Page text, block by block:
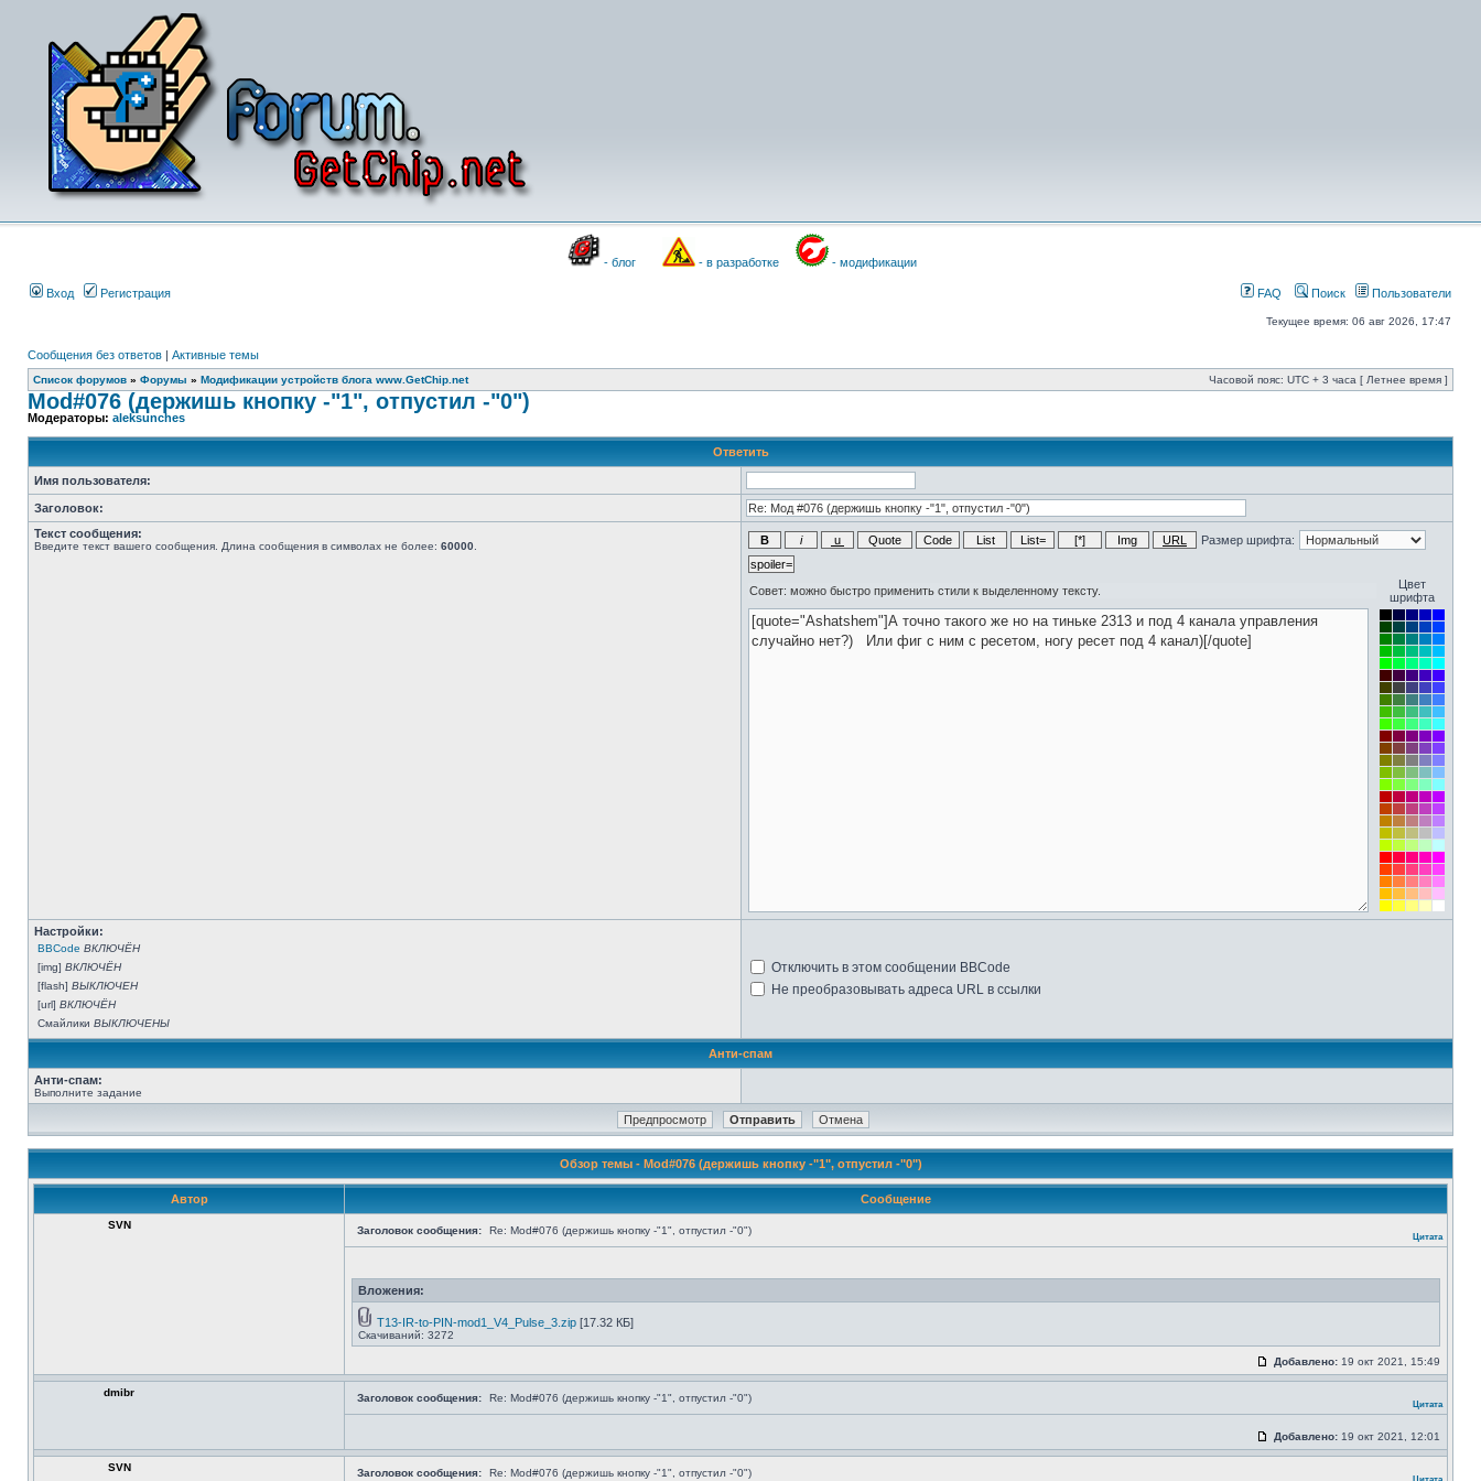
- блог - в разработке - модификации
Вход Регистрация FAQ Поиск Пользователи
Текущее время: 06 авг 2026, 17:47
Сообщения без ответов | Активные темы
Список форумов » Форумы » Модификации устройств блога www.GetChip.net Часовой пояс: UTC + 3 часа [ Летнее время ]
Mod#076 (держишь кнопку -"1", отпустил -"0")
Модераторы: aleksunches
Ответить
Имя пользователя:
Заголовок:
Текст сообщения:
Введите текст вашего сообщения. Длина сообщения в символах не более: 60000 Размер шрифта:
Цвет
шрифта
Настройки:
BBCode ВКЛЮЧЁН
[img] ВКЛЮЧЁН
[flash] ВЫКЛЮЧЕН
[url] ВКЛЮЧЁН
Смайлики ВЫКЛЮЧЕНЫ
Отключить в этом сообщении BBCode
Не преобразовывать адреса URL в ссылки
Анти-спам
Анти-спам:
Выполните задание
Обзор темы - Mod#076 (держишь кнопку -"1", отпустил -"0")
Автор Сообщение
SVN Заголовок сообщения: Re: Mod#076 (держишь кнопку -"1", отпустил -"0") Цитата
Вложения:
T13-IR-to-PIN-mod1_V4_Pulse_3.zip [17.32 КБ]
Скачиваний: 3272
Добавлено: 19 окт 2021, 15:49
dmibr Заголовок сообщения: Re: Mod#076 (держишь кнопку -"1", отпустил -"0") Цитата
Добавлено: 19 окт 2021, 12:01
SVN Заголовок сообщения: Re: Mod#076 (держишь кнопку -"1", отпустил -"0") Цитата